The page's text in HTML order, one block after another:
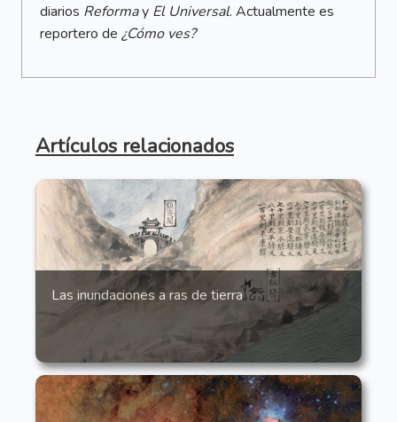
diarios Reformay El Universal. Actualmente es
reportero de ¿Cómo ves?
Artículos relacionados
Las inundaciones a ras de tierra